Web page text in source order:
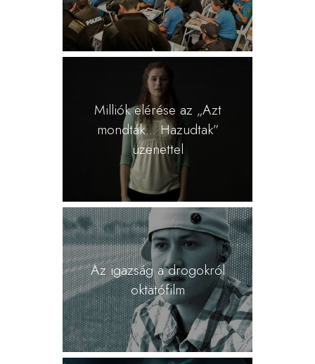
Milliók elérése az „Azt
mondták... Hazudtak”
üzenettel
Az igazság a drogokról
oktatófilm